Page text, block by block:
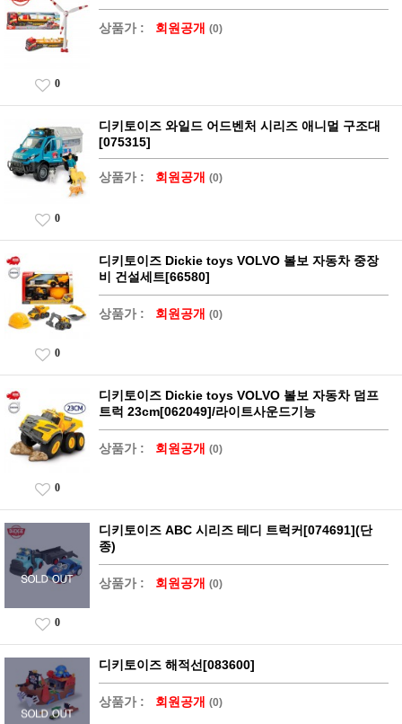
상품가 : 회원공개 (0)
0
디키토이즈 와일드 어드벤처 시리즈 애니멀 구조대
[075315]
상품가 : 회원공개 (0)
0
디키토이즈 Dickie toys VOLVO 볼보 자동차 중장
비 건설세트[66580]
상품가 : 회원공개 (0)
0
디키토이즈 Dickie toys VOLVO 볼보 자동차 덤프
트럭 23cm[062049]/라이트사운드기능
상품가 : 회원공개 (0)
0
디키토이즈 ABC 시리즈 테디 트럭커[074691](단
종)
상품가 : 회원공개 (0)
0
디키토이즈 해적선[083600]
상품가 : 회원공개 (0)